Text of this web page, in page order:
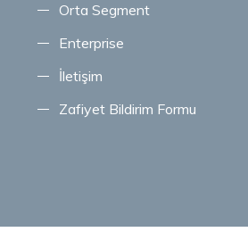
Orta Segment
Enterprise
İletişim
Zafiyet Bildirim Formu